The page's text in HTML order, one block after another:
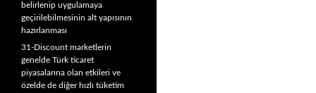
belirlenip uygulamaya
geçirilebilmesinin alt yapısının
hazırlanması
31-Discount marketlerin
genelde Türk ticaret
piyasalarına olan etkileri ve
özelde de diğer hızlı tüketim